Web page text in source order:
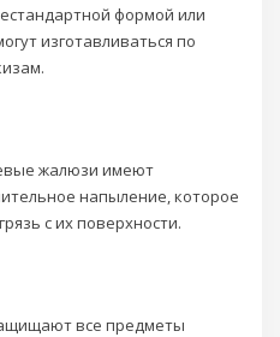
формой или
изготавливаться по
жалюзи имеют
напыление, которое
с их поверхности.
все предметы